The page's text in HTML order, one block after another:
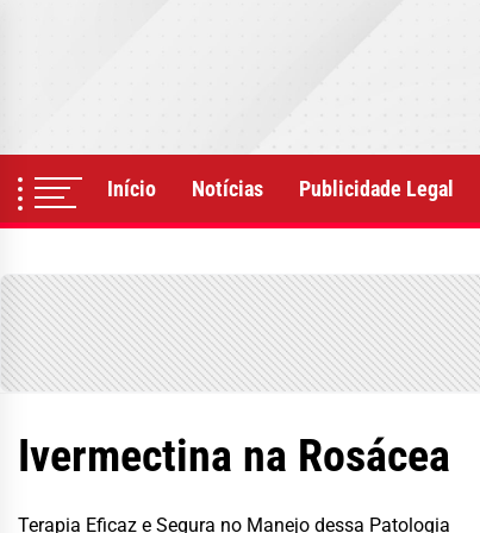
Início Notícias Publicidade Legal
Ivermectina na Rosácea
Terapia Eficaz e Segura no Manejo dessa Patologia